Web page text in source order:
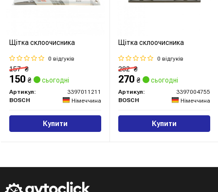
Щітка склоочисника
0 відгуків
157₴
150 ₴ сьогодні
Артикул:
3397011211
BOSCH
Німеччина
Купити
Щітка склоочисника
0 відгуків
282₴
270 ₴ сьогодні
Артикул:
3397004755
BOSCH
Німеччина
Купити